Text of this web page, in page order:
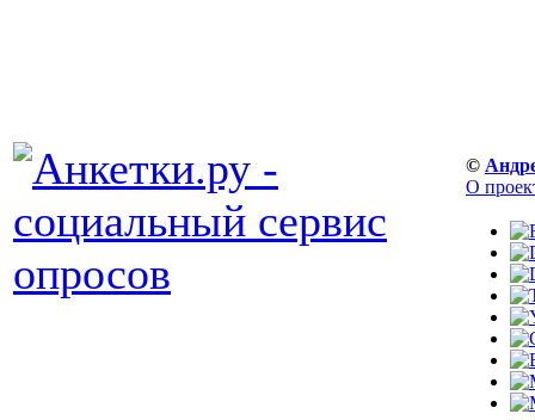
©
О